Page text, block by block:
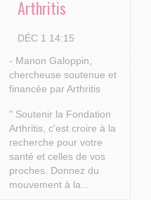
Arthritis
DÉC 1 14:15
- Manon Galoppin,
chercheuse soutenue et
financée par Arthritis
" Soutenir la Fondation
Arthritis, c'est croire à la
recherche pour votre
santé et celles de vos
proches. Donnez du
mouvement à la...